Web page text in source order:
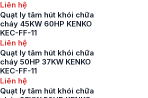
Liên hệ
Quạt ly tâm hút khói chữa
cháy 45KW 60HP KENKO
KEC-FF-11
Liên hệ
Quạt ly tâm hút khói chữa
cháy 50HP 37KW KENKO
KEC-FF-11
Liên hệ
Quạt ly tâm hút khói chữa